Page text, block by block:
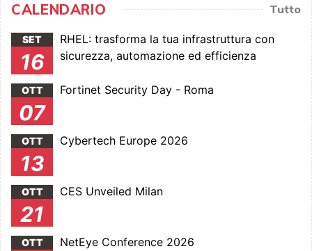
CALENDARIO Tutto
SET
16
RHEL: trasforma la tua infrastruttura con
sicurezza, automazione ed efficienza
OTT
07
Fortinet Security Day - Roma
OTT
13
Cybertech Europe 2026
OTT
21
CES Unveiled Milan
OTT NetEye Conference 2026